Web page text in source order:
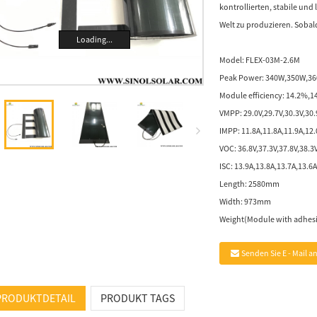
Loading...
kontrollierten, stabile und
Welt zu produzieren.
Model: FLEX-03M-2.6M
Peak Power:
Module efficiency:
VMPP:
IMPP:
VOC:
ISC: 13.9A,13.8A,13.7A,13.6A
Length: 2580mm
Width: 973mm
Weight(Module with
Senden Sie E - Mail
PRODUKT TAGS